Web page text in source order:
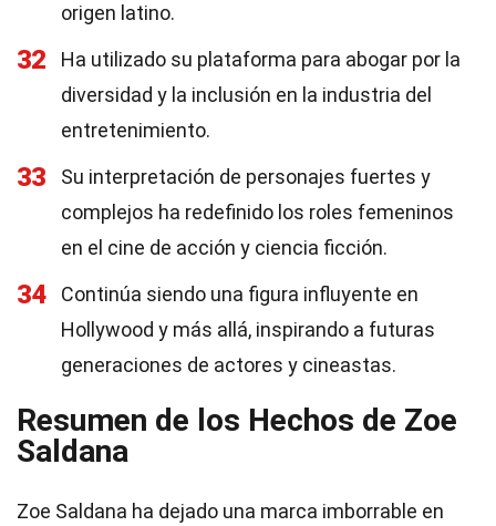
origen latino.
32
Ha utilizado su plataforma para abogar por la
diversidad y la inclusión en la industria del
entretenimiento.
33
Su interpretación de personajes fuertes y
complejos ha redefinido los roles femeninos
en el cine de acción y ciencia ficción.
34
Continúa siendo una figura influyente en
Hollywood y más allá, inspirando a futuras
generaciones de actores y cineastas.
Resumen de los Hechos de Zoe
Saldana
Zoe Saldana ha dejado una marca imborrable en